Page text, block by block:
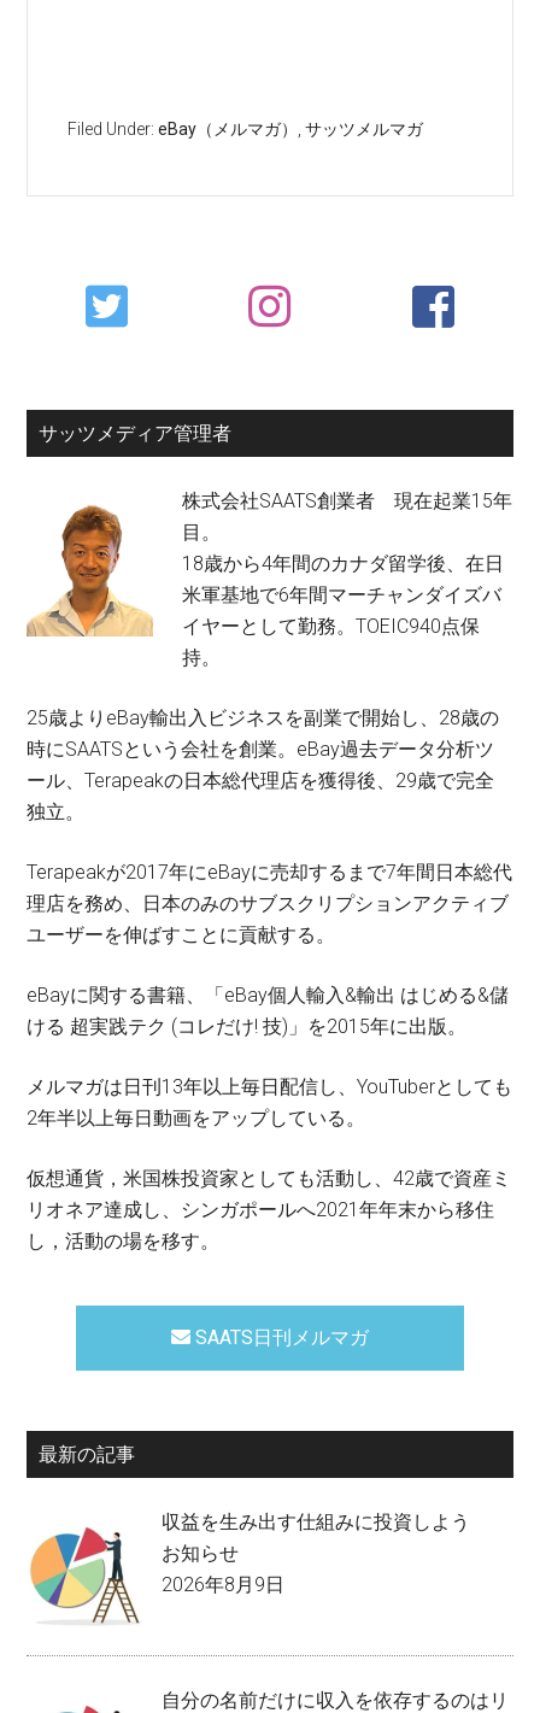
Filed Under:eBay（メルマガ） ,サッツメルマガ
Primary
Sidebar
サッツメディア管理者
株式会社SAATS創業者 現在起業15年
目。
18歳から4年間のカナダ留学後、在日
米軍基地で6年間マーチャンダイズバ
イヤーとして勤務。TOEIC940点保
持。
25歳よりeBay輸出入ビジネスを副業で開始し、28歳の
時にSAATSという会社を創業。eBay過去データ分析ツ
ール、Terapeakの日本総代理店を獲得後、29歳で完全
独立。
Terapeakが2017年にeBayに売却するまで7年間日本総代
理店を務め、日本のみのサブスクリプションアクティブ
ユーザーを伸ばすことに貢献する。
eBayに関する書籍、「eBay個人輸入&輸出 はじめる&儲
ける 超実践テク (コレだけ! 技)」を2015年に出版。
メルマガは日刊13年以上毎日配信し、YouTuberとしても
2年半以上毎日動画をアップしている。
仮想通貨，米国株投資家としても活動し、42歳で資産ミ
リオネア達成し、シンガポールへ2021年年末から移住
し，活動の場を移す。
SAATS日刊メルマガ
最新の記事
収益を生み出す仕組みに投資しよう
お知らせ
2026年8月9日
自分の名前だけに収入を依存するのはリ